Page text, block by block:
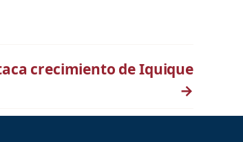
crecimiento de Iquique
→